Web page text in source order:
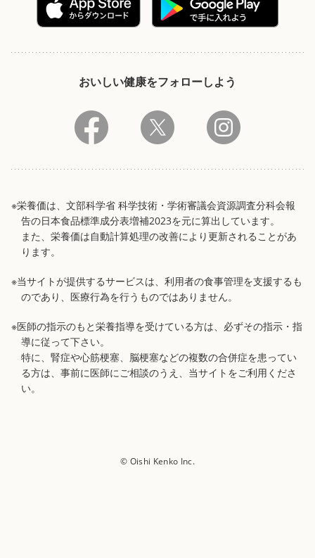
おいしい健康をフォローしよう
※栄養価は、文部科学省 科学技術・学術審議会資源調査分科会報
告の日本食品標準成分表増補2023を元に算出しています。
また、栄養価は自動計算処理の改善により更新されることがあ
ります。
※当サイトが提供するサービスは、利用者の食事管理を支援するも
のであり、医療行為を行うものではありません。
※医師の指示のもと栄養指導を受けている方は、必ずその指示・指
導に従って下さい。
特に、腎症や心筋梗塞、脳梗塞などの複数の合併症を患ってい
る方は、事前に医師にご相談のうえ、当サイトをご利用くださ
い。
© Oishi Kenko Inc.